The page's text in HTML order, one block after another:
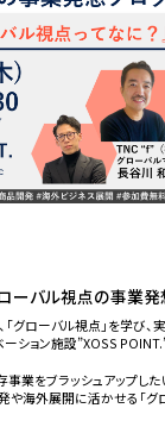
ーバル視点の事業発
グローバル視点」を学び、
ション施設”XOSS
業をブラッシュアップし
や海外展開に活かせる「